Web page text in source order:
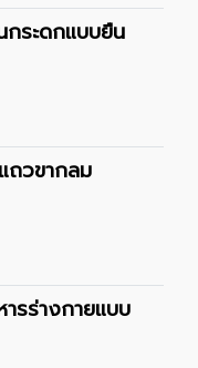
ระดกแบบยืน
ถวขากลม
รร่างกายแบบ